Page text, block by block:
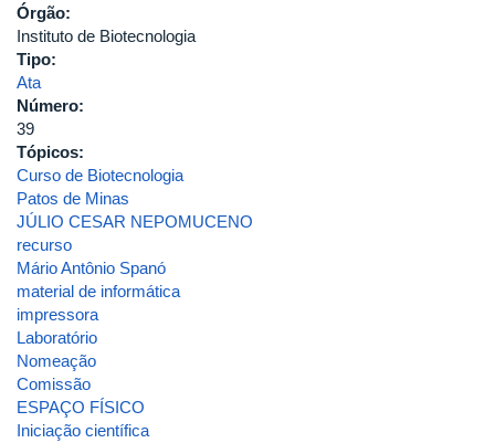
Órgão:
Instituto de Biotecnologia
Tipo:
Ata
Número:
39
Tópicos:
Curso de Biotecnologia
Patos de Minas
JÚLIO CESAR NEPOMUCENO
recurso
Mário Antônio Spanó
material de informática
impressora
Laboratório
Nomeação
Comissão
ESPAÇO FÍSICO
Iniciação científica